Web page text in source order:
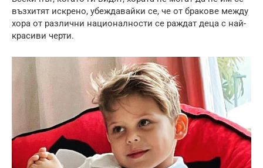
възхитят искрено, убеждавайки се, че от бракове между
хора от различни националности се раждат деца с най-
красиви черти.